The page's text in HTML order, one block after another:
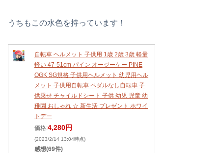
うちもこの水色を持っています！
自転車 ヘルメット 子供用 1歳 2歳 3歳 軽量
軽い 47-51cm パイン オージーケー PINE
OGK SG規格 子供用ヘルメット 幼児用ヘル
メット 子供用自転車 ペダルなし自転車 子
供乗せ チャイルドシート 子供 幼児 児童 幼
稚園 おしゃれ ☆ 新生活 プレゼント ホワイ
トデー
価格:4,280円
(2023/2/14 13:04時点)
感想(69件)